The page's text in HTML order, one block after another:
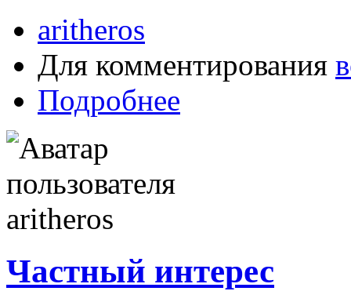
aritheros
Для комментирования
Подробнее
Частный интерес